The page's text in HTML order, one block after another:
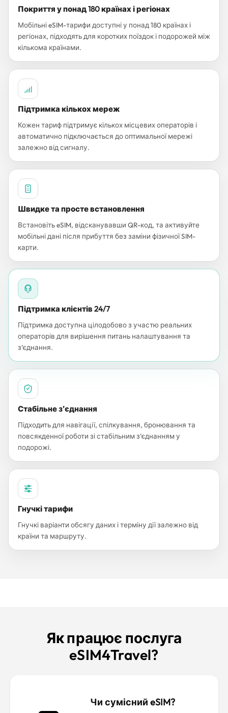
Покриття у понад 180 країнах і регіонах
Мобільні eSIM-тарифи доступні у понад 180 країнах і
регіонах, підходять для коротких поїздок і подорожей між
кількома країнами.
Підтримка кількох мереж
Кожен тариф підтримує кількох місцевих операторів і
автоматично підключається до оптимальної мережі
залежно від сигналу.
Швидке та просте встановлення
Встановіть eSIM, відсканувавши QR-код, та активуйте
мобільні дані після прибуття без заміни фізичної SIM-
карти.
Підтримка клієнтів 24/7
Підтримка доступна цілодобово з участю реальних
операторів для вирішення питань налаштування та
з’єднання.
Стабільне з’єднання
Підходить для навігації, спілкування, бронювання та
повсякденної роботи зі стабільним з’єднанням у
подорожі.
Гнучкі тарифи
Гнучкі варіанти обсягу даних і терміну дії залежно від
країни та маршруту.
Як працює послуга
eSIM4Travel?
Чи сумісний eSIM?